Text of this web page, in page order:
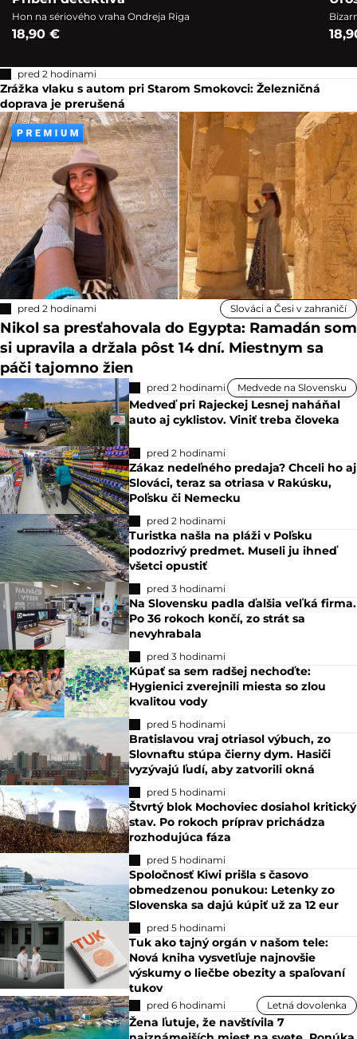
Hon na sériového vraha Ondreja Riga
18,90 €
pred 2 hodinami
Zrážka vlaku s autom pri Starom Smokovci: Železničná
doprava je prerušená
pred 2 hodinami Slováci a Česi v zahraničí
Nikol sa presťahovala do Egypta: Ramadán som
si upravila a držala pôst 14 dní. Miestnym sa
páči tajomno žien
pred 2 hodinami Medvede na Slovensku
Medveď pri Rajeckej Lesnej naháňal
auto aj cyklistov. Viniť treba človeka
pred 2 hodinami
Zákaz nedeľného predaja? Chceli ho aj
Slováci, teraz sa otriasa v Rakúsku,
Poľsku či Nemecku
pred 2 hodinami
Turistka našla na pláži v Poľsku
podozrivý predmet. Museli ju ihneď
všetci opustiť
pred 3 hodinami
Na Slovensku padla ďalšia veľká firma.
Po 36 rokoch končí, zo strát sa
nevyhrabala
pred 3 hodinami
Kúpať sa sem radšej nechoďte:
Hygienici zverejnili miesta so zlou
kvalitou vody
pred 5 hodinami
Bratislavou vraj otriasol výbuch, zo
Slovnaftu stúpa čierny dym. Hasiči
vyzývajú ľudí, aby zatvorili okná
pred 5 hodinami
Štvrtý blok Mochoviec dosiahol kritický
stav. Po rokoch príprav prichádza
rozhodujúca fáza
pred 5 hodinami
Spoločnosť Kiwi prišla s časovo
obmedzenou ponukou: Letenky zo
Slovenska sa dajú kúpiť už za 12 eur
pred 5 hodinami
Tuk ako tajný orgán v našom tele:
Nová kniha vysvetľuje najnovšie
výskumy o liečbe obezity a spaľovaní
tukov
pred 6 hodinami Letná dovolenka
Žena ľutuje, že navštívila 7